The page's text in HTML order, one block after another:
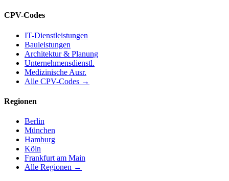
CPV-Codes
IT-Dienstleistungen
Bauleistungen
Architektur & Planung
Unternehmensdienstl.
Medizinische Ausr.
Alle CPV-Codes →
Regionen
Berlin
München
Hamburg
Köln
Frankfurt am Main
Alle Regionen →